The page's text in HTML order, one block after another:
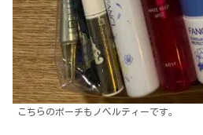
こちらのポーチもノベルティーです。